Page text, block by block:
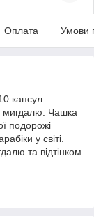
Оплата Умови
капсул
мигдалю. Чашка
подорожі
у світі.
та відтінком